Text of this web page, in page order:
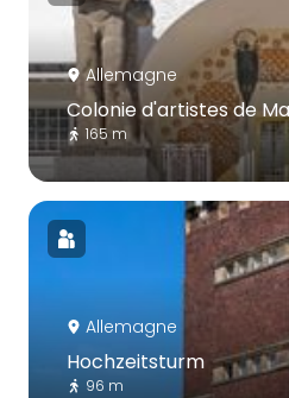
Allemagne
Colonie d'artistes de
165 m
Allemagne
Hochzeitsturm
96 m